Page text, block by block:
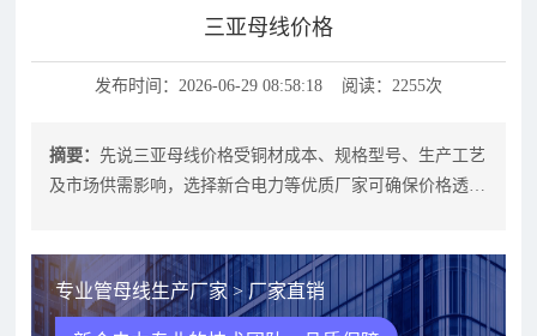
三亚母线价格
发布时间：2026-06-29 08:58:18 阅读：2255次
摘要：先说三亚母线价格受铜材成本、规格型号、生产工艺
及市场供需影响，选择新合电力等优质厂家可确保价格透
专业管母线生产厂家 > 厂家直销